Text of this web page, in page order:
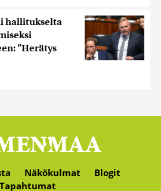
hallitukselta
”Herätys
Näkökulmat
Blogit
Tapahtumat